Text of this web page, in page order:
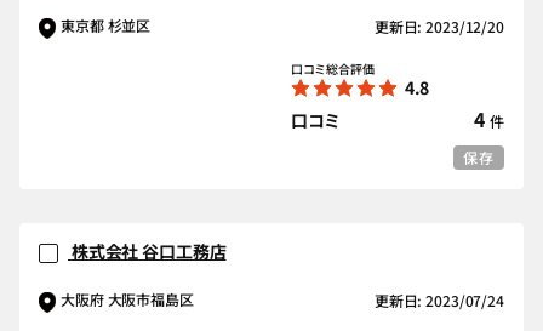
東京都 杉並区 更新日: 2023/12/20
口コミ総合評価
4.8
口コミ
4 件
保存
株式会社 谷口工務店
大阪府 大阪市福島区 更新日: 2023/07/24